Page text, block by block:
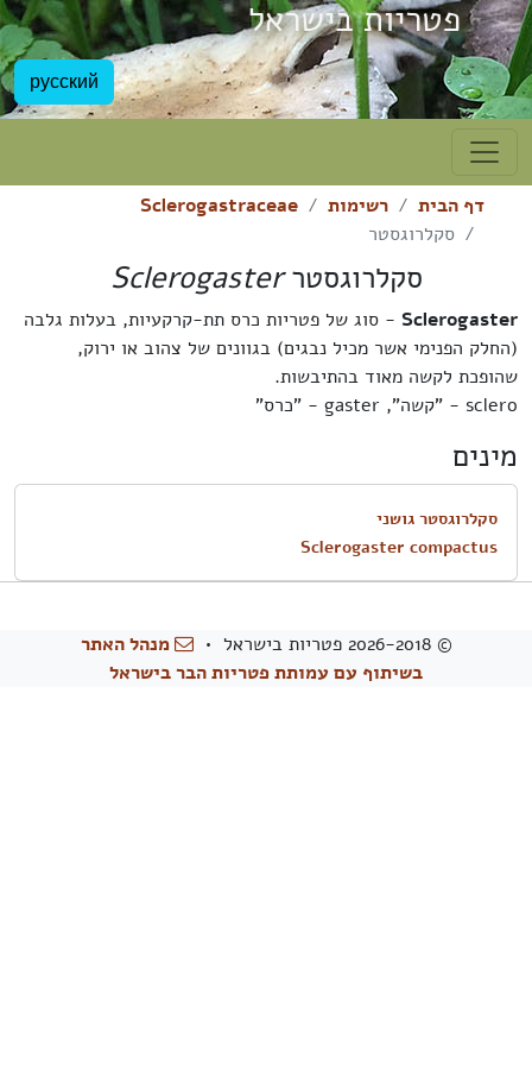
פטריות בישראל
русский
דף הבית רשימות
Sclerogastraceae
סקלרוגסטר
סקלרוגסטרSclerogaster
Sclerogaster- סוג של פטריות כרס תת-קרקעיות, בעלות גלבה
(החלק הפנימי אשר מכיל נבגים) בגוונים של צהוב או ירוק,
שהופכת לקשה מאוד בהתיבשות.
sclero - "קשה", gaster - "כרס"
מינים
סקלרוגסטר גושני
Sclerogaster compactus
© 2026-2018 פטריות בישראל •
מנהל האתר
בשיתוף עם עמותת פטריות הבר בישראל